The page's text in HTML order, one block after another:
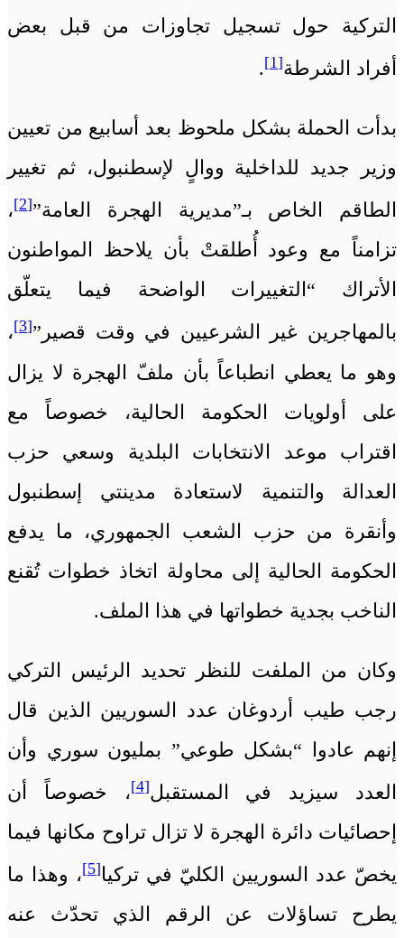
التركية حول تسجيل تجاوزات من قبل بعض
أفراد الشرطة[1]
.
بدأت الحملة بشكل ملحوظ بعد أسابيع من تعيين
وزير جديد للداخلية ووالٍ لإسطنبول، ثم تغيير
الطاقم الخاص بـ”مديرية الهجرة العامة”[2]
،
تزامناً مع وعود أُطلقتْ بأن يلاحظ المواطنون
الأتراك “التغييرات الواضحة فيما يتعلّق
بالمهاجرين غير الشرعيين في وقت قصير”[3]
،
وهو ما يعطي انطباعاً بأن ملفّ الهجرة لا يزال
على أولويات الحكومة الحالية، خصوصاً مع
اقتراب موعد الانتخابات البلدية وسعي حزب
العدالة والتنمية لاستعادة مدينتي إسطنبول
وأنقرة من حزب الشعب الجمهوري، ما يدفع
الحكومة الحالية إلى محاولة اتخاذ خطوات تُقنع
الناخب بجدية خطواتها في هذا الملف.
وكان من الملفت للنظر تحديد الرئيس التركي
رجب طيب أردوغان عدد السوريين الذين قال
إنهم عادوا “بشكل طوعي” بمليون سوري وأن
العدد سيزيد في المستقبل[4]
، خصوصاً أن
إحصائيات دائرة الهجرة لا تزال تراوح مكانها فيما
يخصّ عدد السوريين الكليّ في تركيا[5]
، وهذا ما
يطرح تساؤلات عن الرقم الذي تحدّث عنه